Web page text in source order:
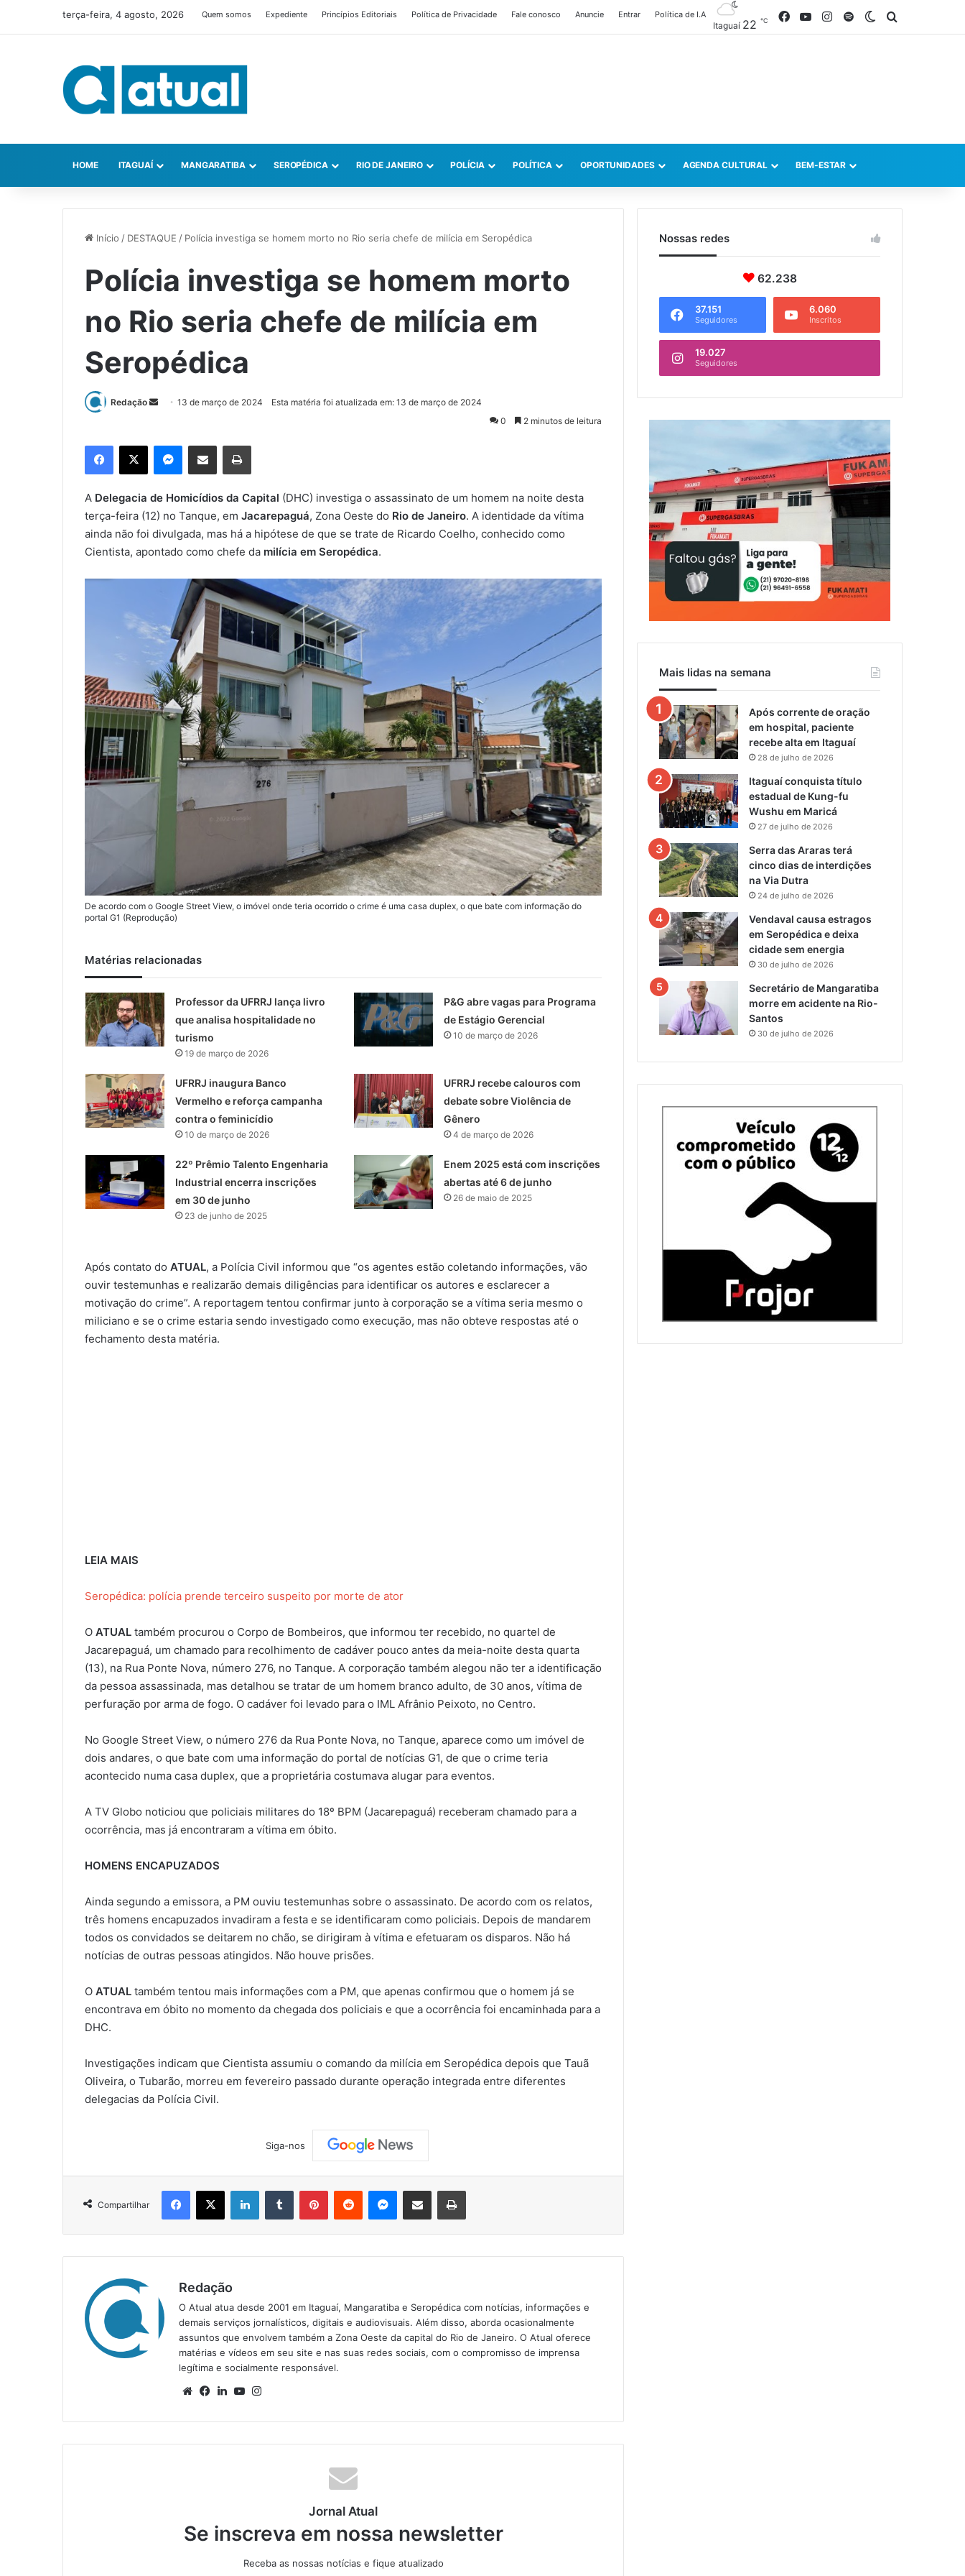
terça-feira, 4 agosto, 2026 Quem somos Expediente Princípios Editoriais Política de Privacidade Fale conosco Anuncie Entrar Política de I.A
Itaguaí 22 ℃ FacebookYouTubeInstagram
SpotifySwitch skin
HOME ITAGUAÍ MANGARATIBA SEROPÉDICA RIO DE JANEIRO POLÍCIA POLÍTICA OPORTUNIDADES AGENDA CULTURAL BEM-ESTAR
Início / DESTAQUE / Polícia investiga se homem morto no Rio seria chefe de milícia em Seropédica
Polícia investiga se homem morto
no Rio seria chefe de milícia em
Seropédica
Redação
m
e
-
m
13 de março de 2024
Esta matéria foi atualizada em: 13 de março de 2024
0
2 minutos de leitura
A Delegacia de Homicídios da Capital (DHC) investiga o assassinato de um homem na noite desta
terça-feira (12) no Tanque, em Jacarepaguá, Zona Oeste do Rio de Janeiro. A identidade da vítima
ainda não foi divulgada, mas há a hipótese de que se trate de Ricardo Coelho, conhecido como
Cientista, apontado como chefe da milícia em Seropédica.
De acordo com o Google Street View, o imóvel onde teria ocorrido o crime é uma casa duplex, o que bate com informação do
portal G1 (Reprodução)
Matérias relacionadas
Professor da UFRRJ lança livro
que analisa hospitalidade no
turismo
19 de março de 2026
P&G abre vagas para Programa
de Estágio Gerencial
10 de março de 2026
UFRRJ inaugura Banco
Vermelho e reforça campanha
contra o feminicídio
10 de março de 2026
UFRRJ recebe calouros com
debate sobre Violência de
Gênero
4 de março de 2026
22º Prêmio Talento Engenharia
Industrial encerra inscrições
em 30 de junho
23 de junho de 2025
Enem 2025 está com inscrições
abertas até 6 de junho
26 de maio de 2025
Após contato do ATUAL, a Polícia Civil informou que “os agentes estão coletando informações, vão
ouvir testemunhas e realizarão demais diligências para identificar os autores e esclarecer a
motivação do crime”. A reportagem tentou confirmar junto à corporação se a vítima seria mesmo o
miliciano e se o crime estaria sendo investigado como execução, mas não obteve respostas até o
fechamento desta matéria.
LEIA MAIS
Seropédica: polícia prende terceiro suspeito por morte de ator
O ATUAL também procurou o Corpo de Bombeiros, que informou ter recebido, no quartel de
Jacarepaguá, um chamado para recolhimento de cadáver pouco antes da meia-noite desta quarta
(13), na Rua Ponte Nova, número 276, no Tanque. A corporação também alegou não ter a identificação
da pessoa assassinada, mas detalhou se tratar de um homem branco adulto, de 30 anos, vítima de
perfuração por arma de fogo. O cadáver foi levado para o IML Afrânio Peixoto, no Centro.
No Google Street View, o número 276 da Rua Ponte Nova, no Tanque, aparece como um imóvel de
dois andares, o que bate com uma informação do portal de notícias G1, de que o crime teria
acontecido numa casa duplex, que a proprietária costumava alugar para eventos.
A TV Globo noticiou que policiais militares do 18º BPM (Jacarepaguá) receberam chamado para a
ocorrência, mas já encontraram a vítima em óbito.
HOMENS ENCAPUZADOS
Ainda segundo a emissora, a PM ouviu testemunhas sobre o assassinato. De acordo com os relatos,
três homens encapuzados invadiram a festa e se identificaram como policiais. Depois de mandarem
todos os convidados se deitarem no chão, se dirigiram à vítima e efetuaram os disparos. Não há
notícias de outras pessoas atingidos. Não houve prisões.
O ATUAL também tentou mais informações com a PM, que apenas confirmou que o homem já se
encontrava em óbito no momento da chegada dos policiais e que a ocorrência foi encaminhada para a
DHC.
Investigações indicam que Cientista assumiu o comando da milícia em Seropédica depois que Tauã
Oliveira, o Tubarão, morreu em fevereiro passado durante operação integrada entre diferentes
delegacias da Polícia Civil.
Siga-nos
Compartilhar
Redação
O Atual atua desde 2001 em Itaguaí, Mangaratiba e Seropédica com notícias, informações e
demais serviços jornalísticos, digitais e audiovisuais. Além disso, aborda ocasionalmente
assuntos que envolvem também a Zona Oeste da capital do Rio de Janeiro. O Atual oferece
matérias e vídeos em seu site e nas suas redes sociais, com o compromisso de imprensa
legítima e socialmente responsável.
We
te
Fa
bo
ok
Lin
din
Yo
ub
e
ra
m
Jornal Atual
Se inscreva em nossa newsletter
Receba as nossas notícias e fique atualizado
Nossas redes
62.238
37.151
Seguidores
6.060
Inscritos
19.027
Seguidores
Mais lidas na semana
Após corrente de oração
em hospital, paciente
recebe alta em Itaguaí
28 de julho de 2026
Itaguaí conquista título
estadual de Kung-fu
Wushu em Maricá
27 de julho de 2026
Serra das Araras terá
cinco dias de interdições
na Via Dutra
24 de julho de 2026
Vendaval causa estragos
em Seropédica e deixa
cidade sem energia
30 de julho de 2026
Secretário de Mangaratiba
morre em acidente na Rio-
Santos
30 de julho de 2026